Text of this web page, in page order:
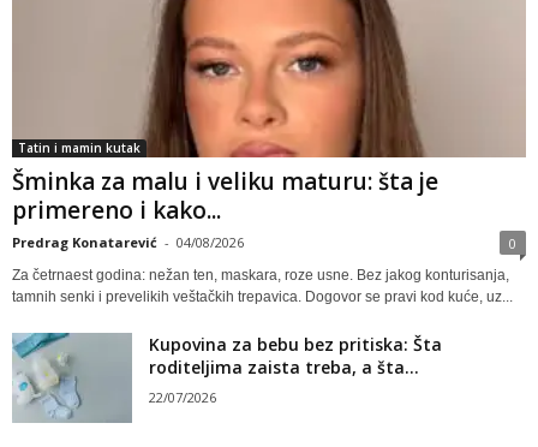
Tatin i mamin kutak
Šminka za malu i veliku maturu: šta je
primereno i kako...
Predrag Konatarević - 04/08/2026 0
Za četrnaest godina: nežan ten, maskara, roze usne. Bez jakog konturisanja,
tamnih senki i prevelikih veštačkih trepavica. Dogovor se pravi kod kuće, uz...
Kupovina za bebu bez pritiska: Šta
roditeljima zaista treba, a šta...
22/07/2026